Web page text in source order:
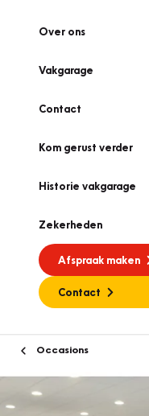
Over ons
Vakgarage
Contact
Kom gerust verder
Historie vakgarage
Zekerheden
Afspraak maken
Contact
Occasions